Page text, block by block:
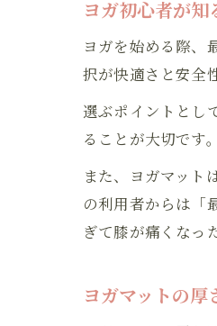
ヨガ初心者が知
ヨガを始める際、
択が快適さと安全
選ぶポイントとし
ることが大切です
また、ヨガマット
の利用者からは「
ぎて膝が痛くなっ
ヨガマットの